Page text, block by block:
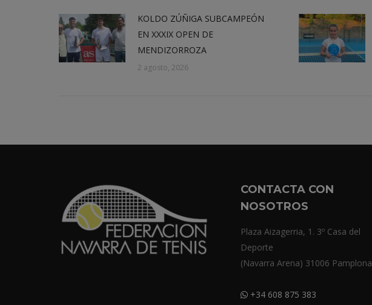
KOLDO ZÚÑIGA SUBCAMPEÓN
EN XXXIX OPEN DE
MENDIZORROZA
2 agosto, 2026
CONTACTA CON
NOSOTROS
Plaza Aizagerria, 1. 3º Casa del
Deporte
(Navarra Arena) 31006 Pamplona
+34 608 875 383